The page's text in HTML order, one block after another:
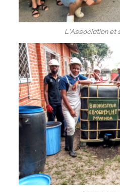
L'Association et